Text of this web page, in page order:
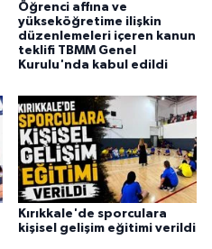
Öğrenci affına ve
yükseköğretime ilişkin
düzenlemeleri içeren kanun
teklifi TBMM Genel
Kurulu'nda kabul edildi
Kırıkkale'de sporculara
kişisel gelişim eğitimi verildi